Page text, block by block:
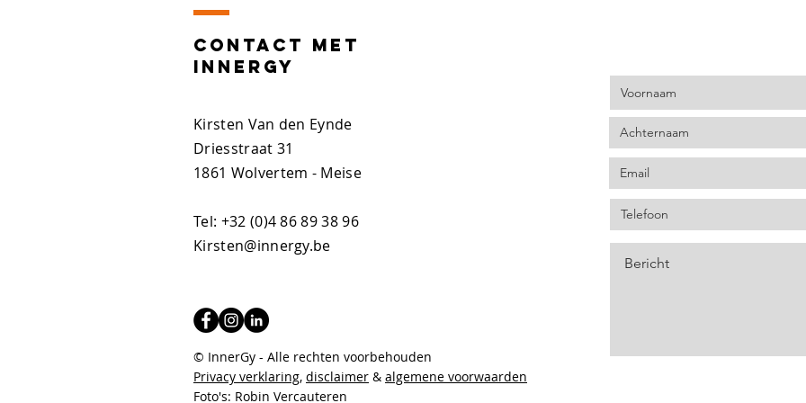
Contact MET
INNERGY
Kirsten Van den Eynde
Driesstraat 31
1861 Wolvertem - Meise
Tel: +32 (0)4 86 89 38 96
Kirsten@innergy.be
© InnerGy - Alle rechten voorbehouden
Privacy verklaring, disclaimer & algemene voorwaarden
Foto's: Robin Vercauteren